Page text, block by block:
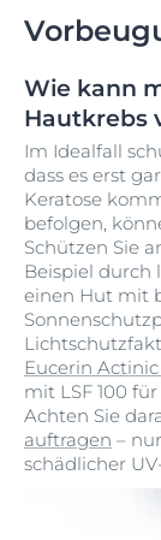
Wie kann
Hautkrebs
Im Idealfall
dass es erst
Keratose
befolgen,
Schützen Sie
Beispiel durch
einen Hut mit
Eucerin
mit LSF 100
Achten Sie
auftragen –
schädlicher